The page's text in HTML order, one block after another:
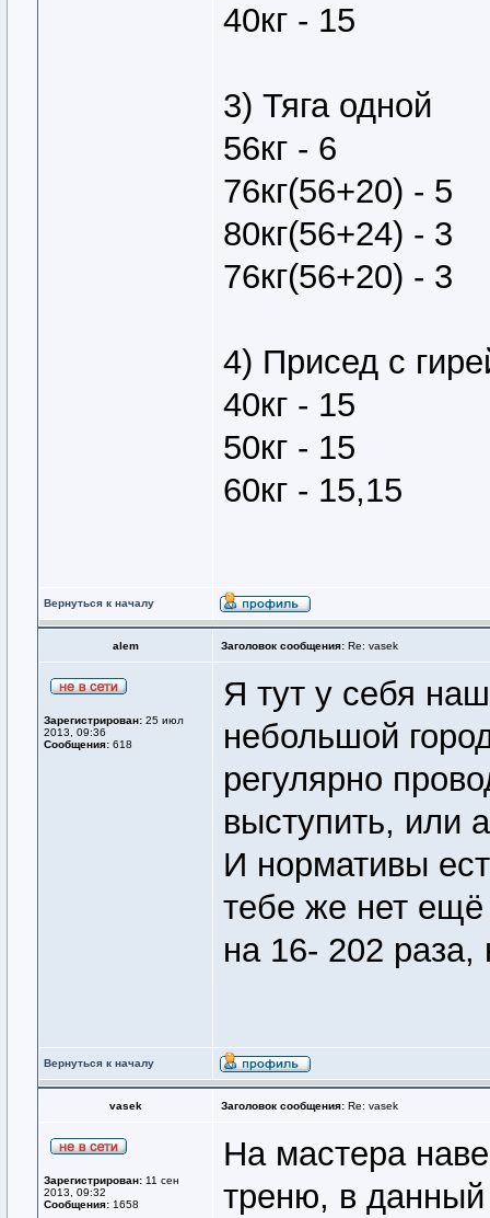
40кг - 15
3) Тяга одной
56кг - 6
76кг(56+20) - 5
80кг(56+24) - 3
76кг(56+20) - 3
4) Присед с
40кг - 15
50кг - 15
60кг - 15,15
Вернуться к началу
alem Заголовок сообщения: Re: vasek
Зарегистрирован: 25 июл
2013, 09:36
Сообщения: 618
Я тут у себя
небольшой
регулярно
выступить, или
И нормативы
тебе же нет
на 16- 202
Вернуться к началу
vasek Заголовок сообщения: Re: vasek
Зарегистрирован: 11 сен
2013, 09:32
Сообщения: 1658
На мастера
треню, в